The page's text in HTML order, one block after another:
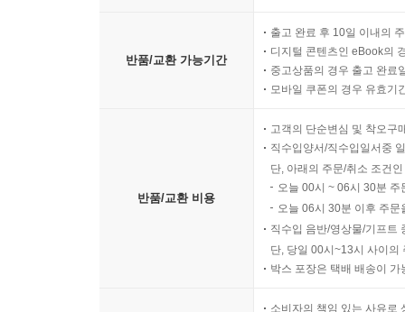
반품/교환 가능기간
출고 완료 후 10일 이내의
디지털 콘텐츠인 eBook의
중고상품의 경우 출고 완료
모바일 쿠폰의 경우 유효기
반품/교환 비용
고객의 단순변심 및 착오구
직수입양서/직수입일서중
단, 아래의 주문/취소 조건
오늘 00시 ~ 06시 30분
오늘 06시 30분 이후 주
직수입 음반/영상물/기프트
단, 당일 00시~13시 사이의
박스 포장은 택배 배송이
소비자의 책임 있는 사유로